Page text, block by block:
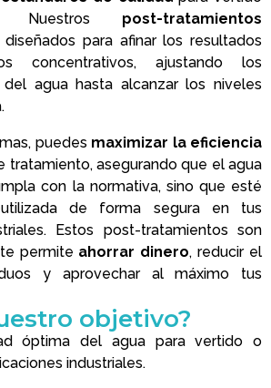
Nuestros post-tratamientos
diseñados para afinar los resultados
concentrativos, ajustando los
agua hasta alcanzar los niveles
puedes maximizar la eficiencia
tratamiento, asegurando que el agua
con la normativa, sino que esté
de forma segura en tus
Estos post-tratamientos son
permite ahorrar dinero, reducir el
y aprovechar al máximo tus
objetivo?
óptima del agua para vertido o
industriales.